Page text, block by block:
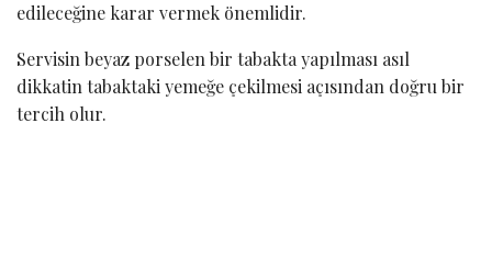
edileceğine karar vermek önemlidir.
Servisin beyaz porselen bir tabakta yapılması asıl
dikkatin tabaktaki yemeğe çekilmesi açısından doğru bir
tercih olur.